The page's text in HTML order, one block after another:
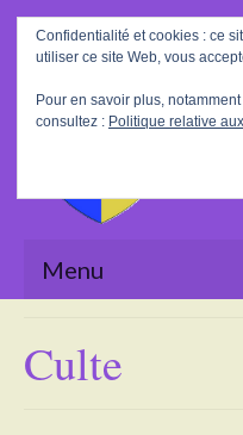
Rechercher
:
Menu
La Mairie
Culte
Confidentialité et cookies : ce
utiliser ce site Web, vous
Pour en savoir plus,
consultez : Politique relative